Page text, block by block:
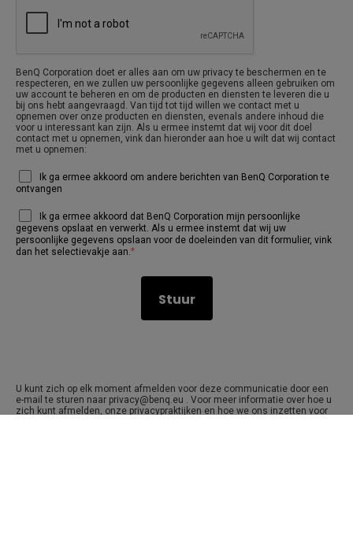
BenQ Corporation doet er alles aan om uw privacy te beschermen en te
respecteren, en we zullen uw persoonlijke gegevens alleen gebruiken om
uw account te beheren en om de producten en diensten te leveren die u
bij ons hebt aangevraagd. Van tijd tot tijd willen we contact met u
opnemen over onze producten en diensten, evenals andere inhoud die
voor u interessant kan zijn. Als u ermee instemt dat wij voor dit doel
contact met u opnemen, vink dan hieronder aan hoe u wilt dat wij contact
met u opnemen:
Ik ga ermee akkoord om andere berichten van BenQ Corporation te
ontvangen
Ik ga ermee akkoord dat BenQ Corporation mijn persoonlijke
gegevens opslaat en verwerkt. Als u ermee instemt dat wij uw
persoonlijke gegevens opslaan voor de doeleinden van dit formulier, vink
dan het selectievakje aan.*
U kunt zich op elk moment afmelden voor deze communicatie door een
e-mail te sturen naar privacy@benq.eu . Voor meer informatie over hoe u
zich kunt afmelden, onze privacypraktijken en hoe we ons inzetten voor